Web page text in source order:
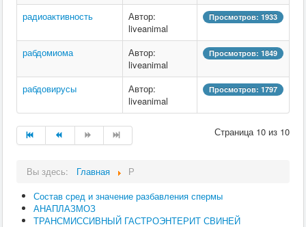
радиоактивность
Автор:
liveanimal
Просмотров: 1933
рабдомиома
Автор:
liveanimal
Просмотров: 1849
рабдовирусы
Автор:
liveanimal
Просмотров: 1797
Страница 10 из 10
Вы здесь: Главная
Р
Состав сред и значение разбавления спермы
АНАПЛАЗМОЗ
ТРАНСМИССИВНЫЙ ГАСТРОЭНТЕРИТ СВИНЕЙ